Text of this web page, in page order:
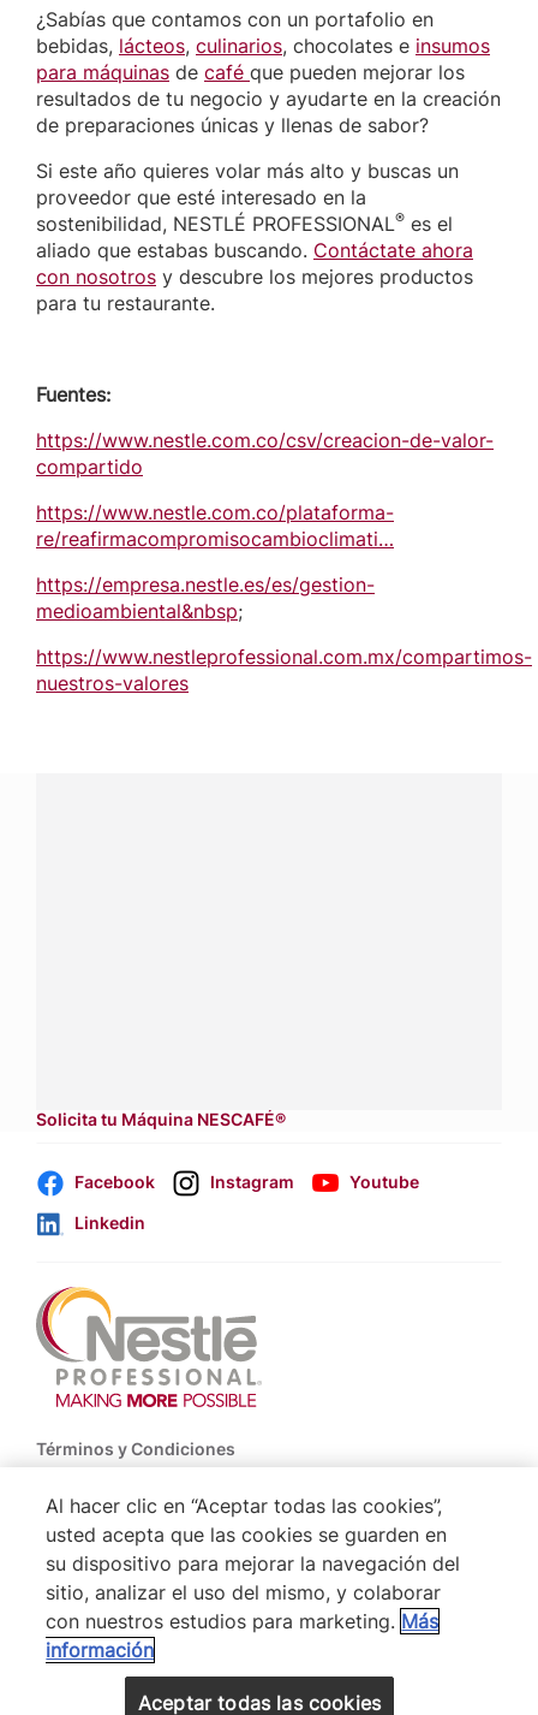
¿Sabías que contamos con un portafolio en
bebidas, lácteos, culinarios, chocolates e insumos
para máquinas de café que pueden mejorar los
resultados de tu negocio y ayudarte en la creación
de preparaciones únicas y llenas de sabor?
Si este año quieres volar más alto y buscas un
proveedor que esté interesado en la
sostenibilidad, NESTLÉ PROFESSIONAL® es el
aliado que estabas buscando. Contáctate ahora
con nosotros y descubre los mejores productos
para tu restaurante.
Fuentes:
https://www.nestle.com.co/csv/creacion-de-valor-
compartido
https://www.nestle.com.co/plataforma-
re/reafirmacompromisocambioclimati…
https://empresa.nestle.es/es/gestion-
medioambiental&nbsp;
https://www.nestleprofessional.com.mx/compartimos-
nuestros-valores
Solicita tu Máquina NESCAFÉ®
Facebook Instagram
Youtube
Linkedin
Footer
Términos y Condiciones
Politica De Privacidad NESTLÉ
Mapa del Sitio
® Nestlé 2026
Al hacer clic en “Aceptar todas las cookies”,
usted acepta que las cookies se guarden en
su dispositivo para mejorar la navegación del
sitio, analizar el uso del mismo, y colaborar
con nuestros estudios para marketing. Más
información
Aceptar todas las cookies